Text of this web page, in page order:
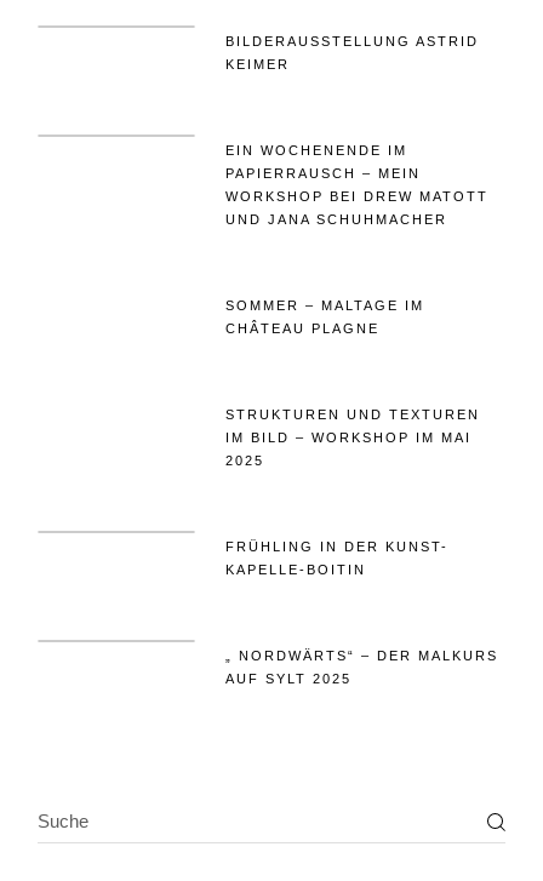
BILDERAUSSTELLUNG ASTRID
KEIMER
EIN WOCHENENDE IM
PAPIERRAUSCH – MEIN
WORKSHOP BEI DREW MATOTT
UND JANA SCHUHMACHER
SOMMER – MALTAGE IM
CHÂTEAU PLAGNE
STRUKTUREN UND TEXTUREN
IM BILD – WORKSHOP IM MAI
2025
FRÜHLING IN DER KUNST-
KAPELLE-BOITIN
„ NORDWÄRTS“ – DER MALKURS
AUF SYLT 2025